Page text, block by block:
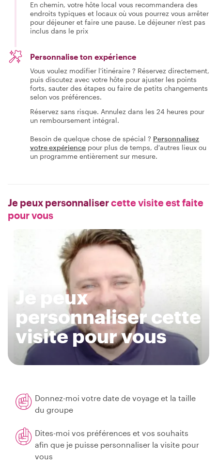
En chemin, votre hôte local vous recommandera des
endroits typiques et locaux où vous pourrez vous arrêter
pour déjeuner et faire une pause. Le déjeuner n'est pas
inclus dans le prix
Personnalise ton expérience
Vous voulez modifier l'itinéraire ? Réservez directement,
puis discutez avec votre hôte pour ajuster les points
forts, sauter des étapes ou faire de petits changements
selon vos préférences.
Réservez sans risque. Annulez dans les 24 heures pour
un remboursement intégral.
Besoin de quelque chose de spécial ? Personnalisez
votre expérience pour plus de temps, d'autres lieux ou
un programme entièrement sur mesure.
Je peux personnalisercette visite est faite
pour vous
Je peux
personnaliser cette
visite pour vous
Donnez-moi votre date de voyage et la taille
du groupe
Dites-moi vos préférences et vos souhaits
afin que je puisse personnaliser la visite pour
vous